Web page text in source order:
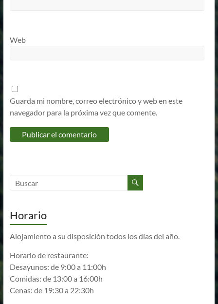
Web
Guarda mi nombre, correo electrónico y web en este
navegador para la próxima vez que comente.
Horario
Alojamiento a su disposición todos los días del año.
Horario de restaurante:
Desayunos: de 9:00 a 11:00h
Comidas: de 13:00 a 16:00h
Cenas: de 19:30 a 22:30h